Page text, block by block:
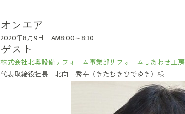
オンエア
2020年8月9日 AM8:00～8:30
ゲスト
株式会社北奥設備リフォーム事業部リフォームしあわせ工房
代表取締役社長 北向 秀幸（きたむきひでゆき）様